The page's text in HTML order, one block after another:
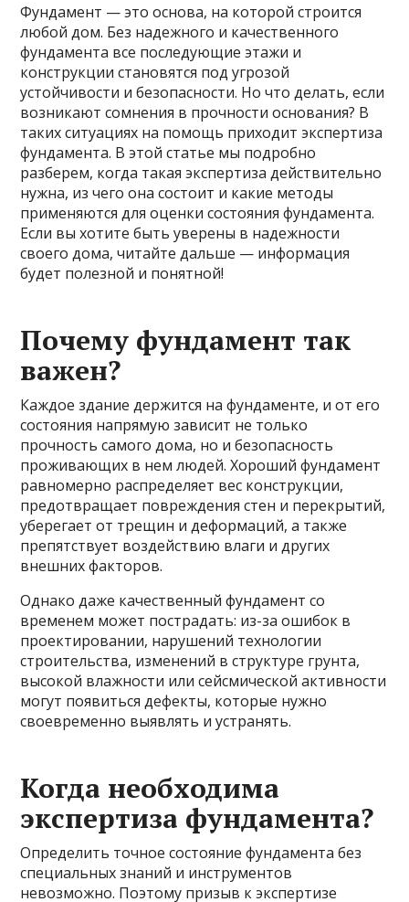
Фундамент — это основа, на которой строится
любой дом. Без надежного и качественного
фундамента все последующие этажи и
конструкции становятся под угрозой
устойчивости и безопасности. Но что делать, если
возникают сомнения в прочности основания? В
таких ситуациях на помощь приходит экспертиза
фундамента. В этой статье мы подробно
разберем, когда такая экспертиза действительно
нужна, из чего она состоит и какие методы
применяются для оценки состояния фундамента.
Если вы хотите быть уверены в надежности
своего дома, читайте дальше — информация
будет полезной и понятной!
Почему фундамент так
важен?
Каждое здание держится на фундаменте, и от его
состояния напрямую зависит не только
прочность самого дома, но и безопасность
проживающих в нем людей. Хороший фундамент
равномерно распределяет вес конструкции,
предотвращает повреждения стен и перекрытий,
уберегает от трещин и деформаций, а также
препятствует воздействию влаги и других
внешних факторов.
Однако даже качественный фундамент со
временем может пострадать: из-за ошибок в
проектировании, нарушений технологии
строительства, изменений в структуре грунта,
высокой влажности или сейсмической активности
могут появиться дефекты, которые нужно
своевременно выявлять и устранять.
Когда необходима
экспертиза фундамента?
Определить точное состояние фундамента без
специальных знаний и инструментов
невозможно. Поэтому призыв к экспертизе